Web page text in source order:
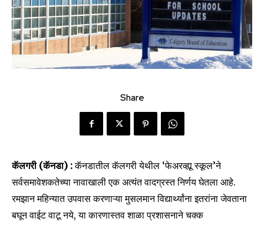
Share
कॅलगरी (कॅनडा) :कॅनडातील कॅलगरी येथील ‘फेअरव्ह्यू स्कूल’ने
सर्वसमावेशकतेच्या नावाखाली एक अत्यंत वादग्रस्त निर्णय घेतला आहे.
रमझान महिन्यात उपवास करणाऱ्या मुसलमान विद्यार्थ्यांना इतरांना जेवताना
बघून वाईट वाटू नये, या कारणास्तव शाळा प्रशासनाने चक्क